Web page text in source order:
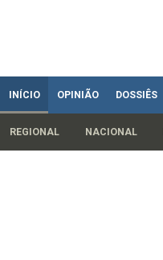
INÍCIO OPINIÃO DOSSIÊS
REGIONAL NACIONAL